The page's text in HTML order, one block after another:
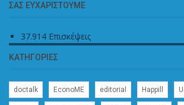
ΣΑΣ ΕΥΧΑΡΙΣΤΟΎΜΕ
37.914 Επισκέψεις
ΚΑΤΗΓΟΡΊΕΣ
doctalk EconoME editorial Happill